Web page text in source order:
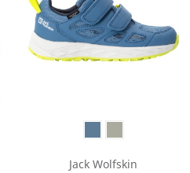
Jack Wolfskin